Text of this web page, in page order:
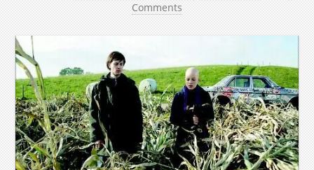
Comments